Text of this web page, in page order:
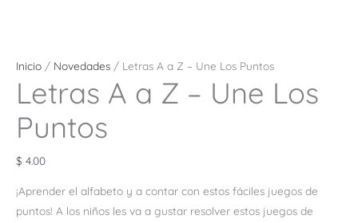
Inicio / Novedades / Letras A a Z – Une Los Puntos
Letras A a Z – Une Los
Puntos
$ 4.00
¡Aprender el alfabeto y a contar con estos fáciles juegos de
puntos! A los niños les va a gustar resolver estos juegos de